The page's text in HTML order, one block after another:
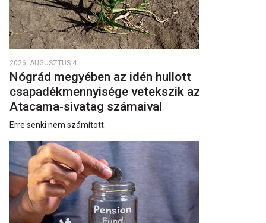
2026. AUGUSZTUS 4.
Nógrád megyében az idén hullott
csapadékmennyisége vetekszik az
Atacama‑sivatag számaival
Erre senki nem számított.